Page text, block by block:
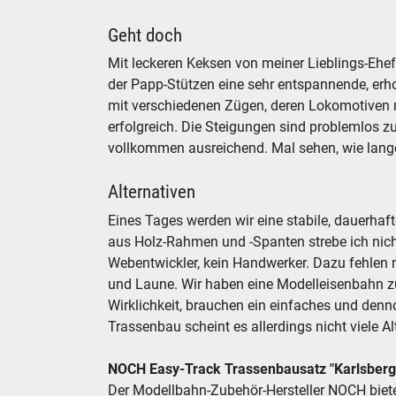
Geht doch
Mit leckeren Keksen von meiner Lieblings-
der Papp-Stützen eine sehr entspannende,
mit verschiedenen Zügen, deren
erfolgreich. Die Steigungen sind problemlos
vollkommen ausreichend. Mal sehen, wie
Alternativen
Eines Tages werden wir eine stabile,
aus Holz-Rahmen und -Spanten strebe ich
Webentwickler, kein Handwerker. Dazu
und Laune. Wir haben eine Modelleisenbahn
Wirklichkeit, brauchen ein einfaches und
Trassenbau scheint es allerdings nicht viele
NOCH Easy-Track Trassenbausatz
Der Modellbahn-Zubehör-Hersteller NOCH